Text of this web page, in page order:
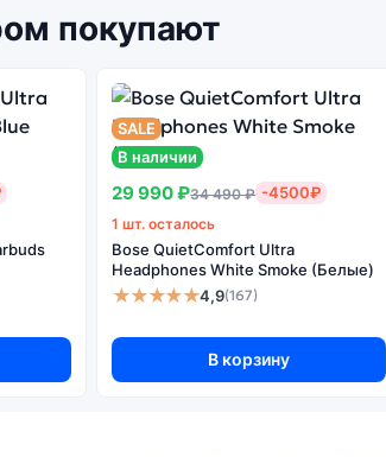
ОЗУ:
покупают
SALE
В наличии
29 990 ₽34 490 ₽ -4500₽
1 шт. осталось
Bose QuietComfort Ultra
Headphones White Smoke (Белые)
★★★★★4,9(167)
В корзину